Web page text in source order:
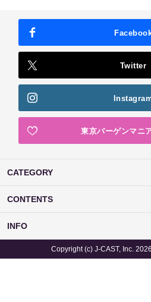
Twitter
東京バーゲンマニ
CATEGORY
CONTENTS
INFO
Copyright (c) J-CAST, Inc.